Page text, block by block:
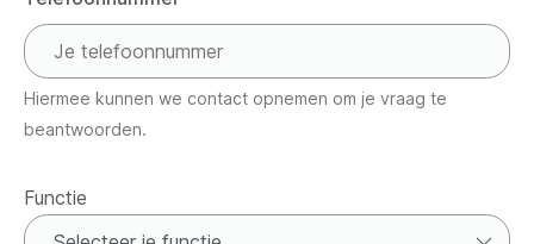
Hiermee kunnen we contact opnemen om je vraag te
beantwoorden.
Functie
Functie